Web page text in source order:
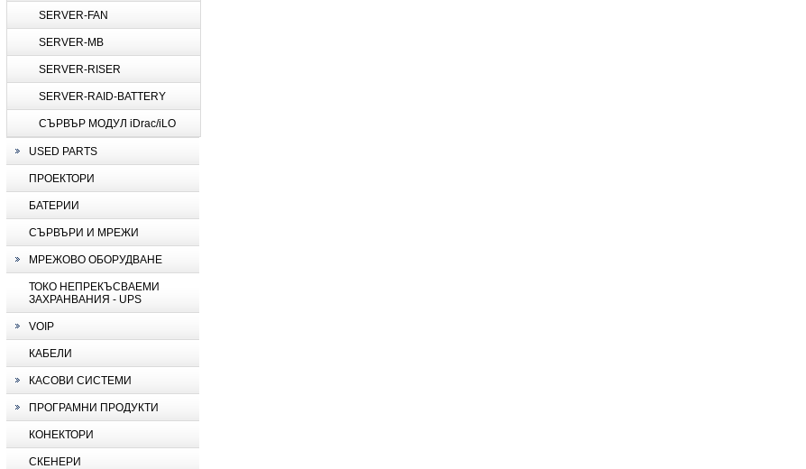
SERVER-FAN
SERVER-MB
SERVER-RISER
SERVER-RAID-BATTERY
СЪРВЪР МОДУЛ iDrac/iLO
USED PARTS
ПРОЕКТОРИ
БАТЕРИИ
СЪРВЪРИ И МРЕЖИ
МРЕЖОВО ОБОРУДВАНЕ
ТОКО НЕПРЕКЪСВАЕМИ
ЗАХРАНВАНИЯ - UPS
VOIP
КАБЕЛИ
КАСОВИ СИСТЕМИ
ПРОГРАМНИ ПРОДУКТИ
КОНЕКТОРИ
СКЕНЕРИ